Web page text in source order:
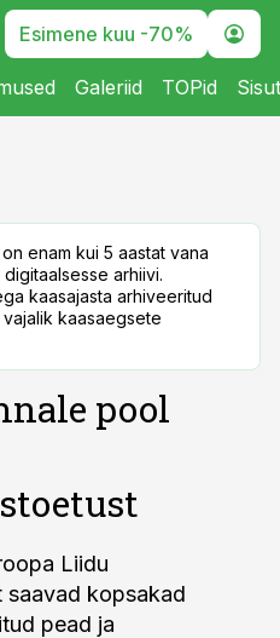
Esimene kuu -70%
Galeriid TOPid
enam kui 5 aastat vana
arhiivi.
kaasajasta arhiveeritud
kaasaegsete
pool
Liidu
saavad kopsakad
pead ja